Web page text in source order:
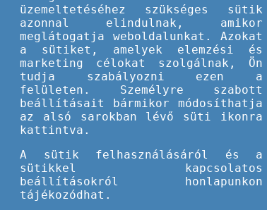
Az Interrail vonatjegyet nyert
A fiatalokEurópa-szerteszámos
részt,ahol jobban
DiscoverEU utazókkal.
Az idei
a kultúra,
élményekkel, izgalmas,
üzemeltetéséhez szükséges sütik
azonnal elindulnak, amikor
meglátogatja weboldalunkat. Azokat
a sütiket, amelyek elemzési és
marketing célokat szolgálnak, Ön
tudja szabályozni ezen a
felületen. Személyre szabott
beállításait bármikor módosíthatja
az alsó sarokban lévő süti ikonra
kattintva.
A sütik felhasználásáról és a
sütikkel kapcsolatos
beállításokról honlapunkon
tájékozódhat.